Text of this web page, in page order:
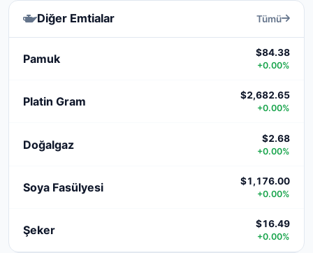
Diğer Emtialar Tümü
Pamuk $84.38
+0.00%
Platin Gram $2,682.65
+0.00%
Doğalgaz $2.68
+0.00%
Soya Fasülyesi $1,176.00
+0.00%
Şeker $16.49
+0.00%